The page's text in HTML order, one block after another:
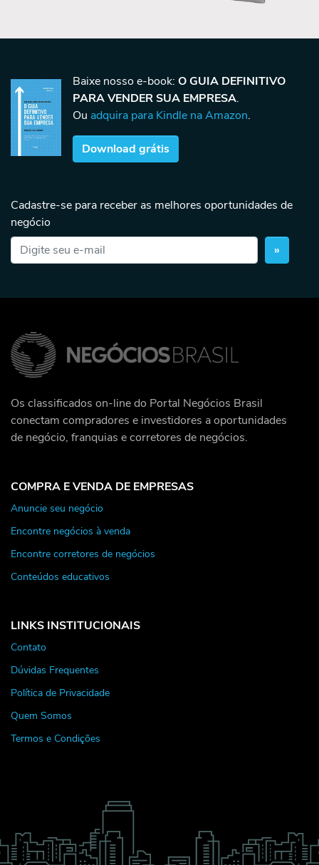
Baixe nosso e-book: O GUIA DEFINITIVO
PARA VENDER SUA EMPRESA.
Ou adquira para Kindle na Amazon.
Download grátis
Cadastre-se para receber as melhores oportunidades de
negócio
»
Os classificados on-line do Portal Negócios Brasil
conectam compradores e investidores a oportunidades
de negócio, franquias e corretores de negócios.
COMPRA E VENDA DE EMPRESAS
Anuncie seu negócio
Encontre negócios à venda
Encontre corretores de negócios
Conteúdos educativos
LINKS INSTITUCIONAIS
Contato
Dúvidas Frequentes
Política de Privacidade
Quem Somos
Termos e Condições